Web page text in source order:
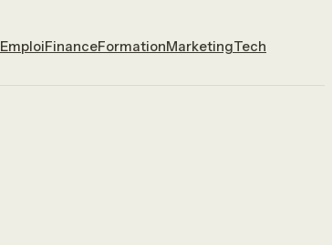
EmploiFinanceFormationMarketingTech